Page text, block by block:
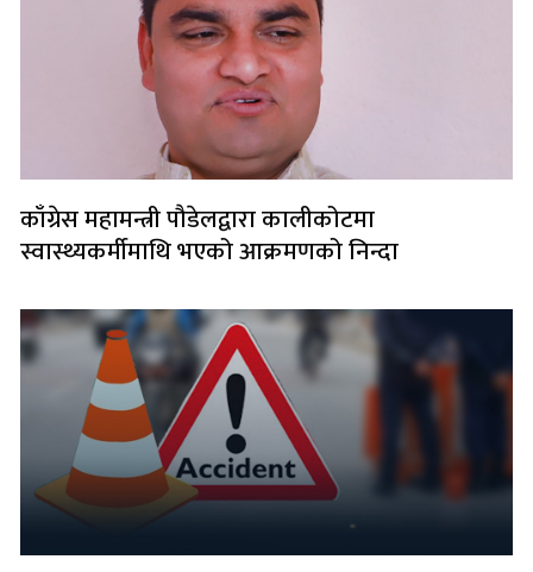
काँग्रेस महामन्त्री पौडेलद्वारा कालीकोटमा
स्वास्थ्यकर्मीमाथि भएको आक्रमणको निन्दा